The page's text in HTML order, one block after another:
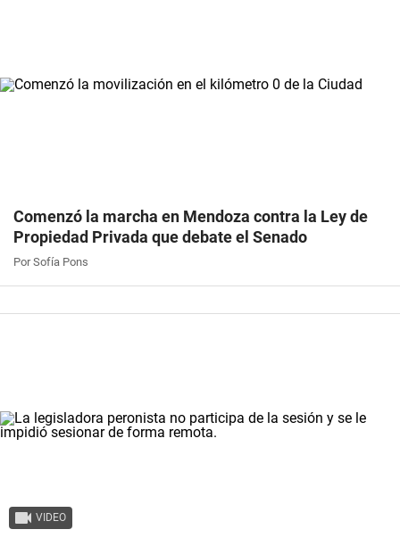
Comenzó la marcha en Mendoza contra la Ley de
Propiedad Privada que debate el Senado
Por Sofía Pons
VIDEO